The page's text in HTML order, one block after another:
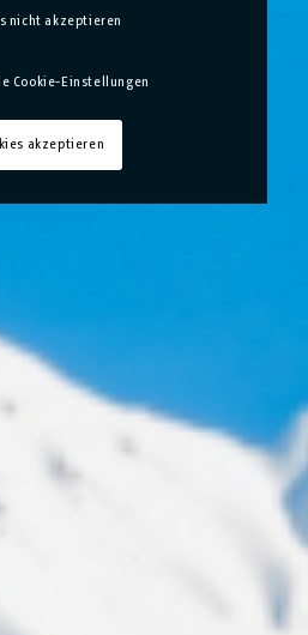
nicht akzeptieren
Cookie-Einstellungen
akzeptieren